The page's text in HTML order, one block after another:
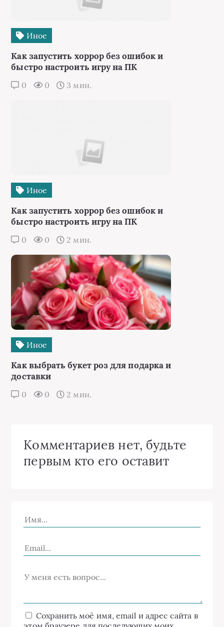
Иное
Как запустить хоррор без ошибок и
быстро настроить игру на ПК
0 0 3 мин.
Иное
Как запустить хоррор без ошибок и
быстро настроить игру на ПК
0 0 2 мин.
Иное
Как выбрать букет роз для подарка и
доставки
0 0 2 мин.
Комментариев нет, будьте
первым кто его оставит
Сохранить моё имя, email и адрес сайта в